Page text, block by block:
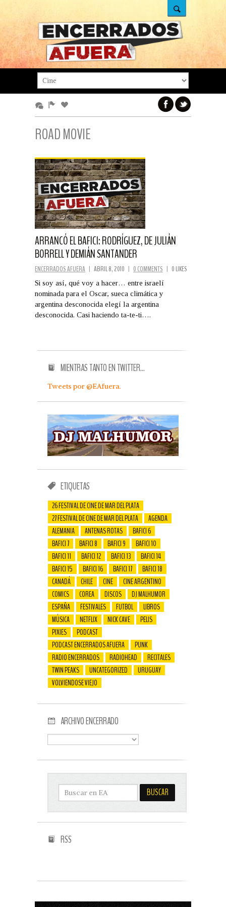
ROAD MOVIE
ARRANCÓ EL BAFICI: RODRÍGUEZ, DE JULIÁN
BORRELL Y DEMIÁN SANTANDER
ENCERRADOS AFUERA | ABRIL 8, 2010 | 0 COMMENTS | 0 LIKES
Si soy así, qué voy a hacer… entre israelí
nominada para el Oscar, sueca climática y
argentina desconocida elegí la argentina
desconocida. Casi haciendo ta-te-ti….
MIENTRAS TANTO EN TWITTER…
Tweets por @EAfuera.
ETIQUETAS
26 FESTIVAL DE CINE DE MAR DEL PLATA
27 FESTIVAL DE CINE DE MAR DEL PLATA
AGENDA
ALEMANIA
ANTENAS ROTAS
BAFICI 6
BAFICI 7
BAFICI 8 BAFICI 9
BAFICI 10
BAFICI 11
BAFICI 12 BAFICI 13
BAFICI 14
BAFICI 15
BAFICI 16 BAFICI 17
BAFICI 18
CANADÁ
CHILE CINE
CINE ARGENTINO
COMICS
COREA DISCOS
DJ MALHUMOR
ESPAÑA
FESTIVALES FUTBOL
LIBROS
MÚSICA
NETFLIX NICK CAVE
PELIS
PIXIES
PODCAST
PODCAST ENCERRADOS AFUERA
PUNK
RADIO ENCERRADOS
RADIOHEAD
RECITALES
TWIN PEAKS
UNCATEGORIZED
URUGUAY
VOLVIENDOSE VIEJO
ARCHIVO ENCERRADO
RSS